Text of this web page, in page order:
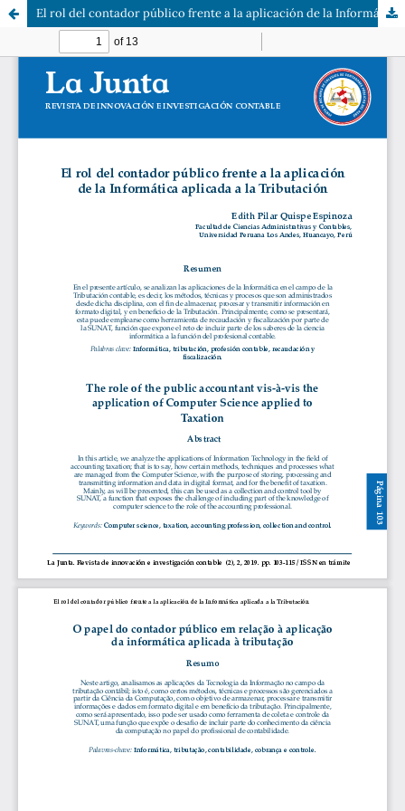
El rol del contador público frente a la aplicación de la Informática aplicada a la Tributación